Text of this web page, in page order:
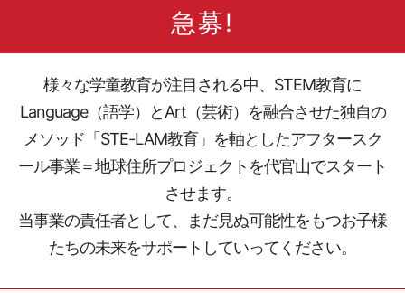
急募!
様々な学童教育が注目される中、STEM教育に
Language（語学）とArt（芸術）を融合させた独自の
メソッド「STE-LAM教育」を軸としたアフタースク
ール事業＝地球住所プロジェクトを代官山でスタート
させます。
当事業の責任者として、まだ見ぬ可能性をもつお子様
たちの未来をサポートしていってください。